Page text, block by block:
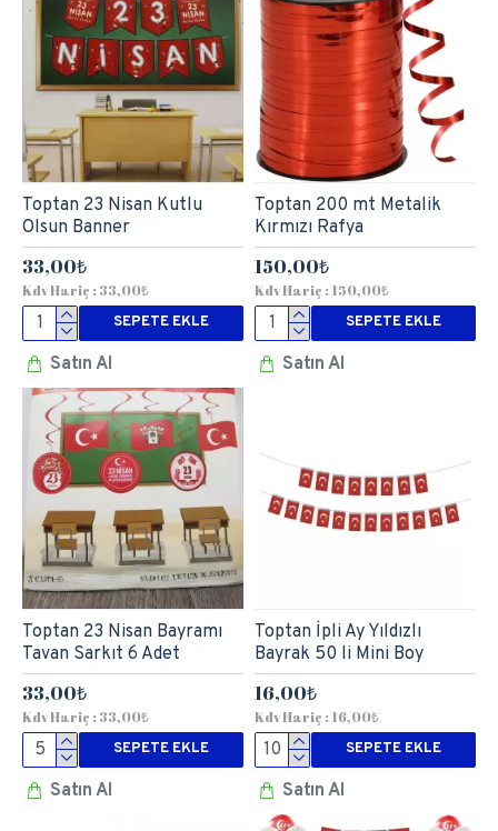
Toptan 23 Nisan Kutlu
Olsun Banner
33,00₺
Kdv Hariç : 33,00₺
SEPETE EKLE
Satın Al
Toptan 200 mt Metalik
Kırmızı Rafya
150,00₺
Kdv Hariç : 150,00₺
SEPETE EKLE
Satın Al
Toptan 23 Nisan Bayramı
Tavan Sarkıt 6 Adet
33,00₺
Kdv Hariç : 33,00₺
SEPETE EKLE
Satın Al
Toptan İpli Ay Yıldızlı
Bayrak 50 li Mini Boy
16,00₺
Kdv Hariç : 16,00₺
SEPETE EKLE
Satın Al